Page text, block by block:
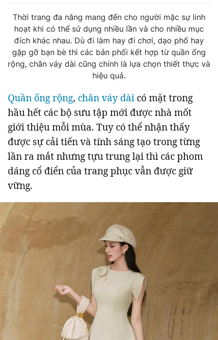
Tin thị trường Tin 360
Video Podcasts
Magazine
Sản phẩm khác
Tiện ích Bạn cần biết
Thông tin tòa soạn
Đọc Thanh Niên trên điện thoại
Đăng xuất
Thời trang đa năng mang đến cho người mặc sự linh
hoạt khi có thể sử dụng nhiều lần và cho nhiều mục
đích khác nhau. Dù đi làm hay đi chơi, dạo phố hay
gặp gỡ bạn bè thì các bản phối kết hợp từ quần ống
rộng, chân váy dài cũng chính là lựa chọn thiết thực và
hiệu quả.
Quần ống rộng, chân váy dài có mặt trong
hầu hết các bộ sưu tập mới được nhà mốt
giới thiệu mỗi mùa. Tuy có thể nhận thấy
được sự cải tiến và tính sáng tạo trong từng
lần ra mắt nhưng tựu trung lại thì các phom
dáng cổ điển của trang phục vẫn được giữ
vững.